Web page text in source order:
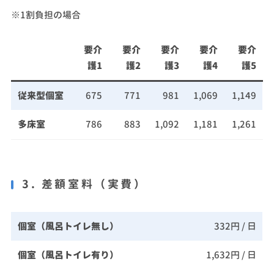
※1割負担の場合
要介
護1
要介
護2
要介
護3
要介
護4
要介
護5
従来型個室 675 771 981 1,069 1,149
多床室 786 883 1,092 1,181 1,261
3. 差額室料（実費）
個室（風呂トイレ無し） 332円 / 日
個室（風呂トイレ有り） 1,632円 / 日